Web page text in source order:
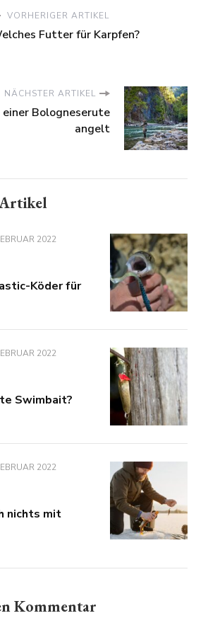
VORHERIGER ARTIKEL
Futter für Karpfen?
NÄCHSTER ARTIKEL
Bologneserute
angelt
2022
Köder für
2022
Swimbait?
2022
nichts mit
Kommentar